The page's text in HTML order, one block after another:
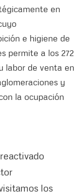
en
e higiene de
permite a los 272
labor de venta en
y
la ocupación
los